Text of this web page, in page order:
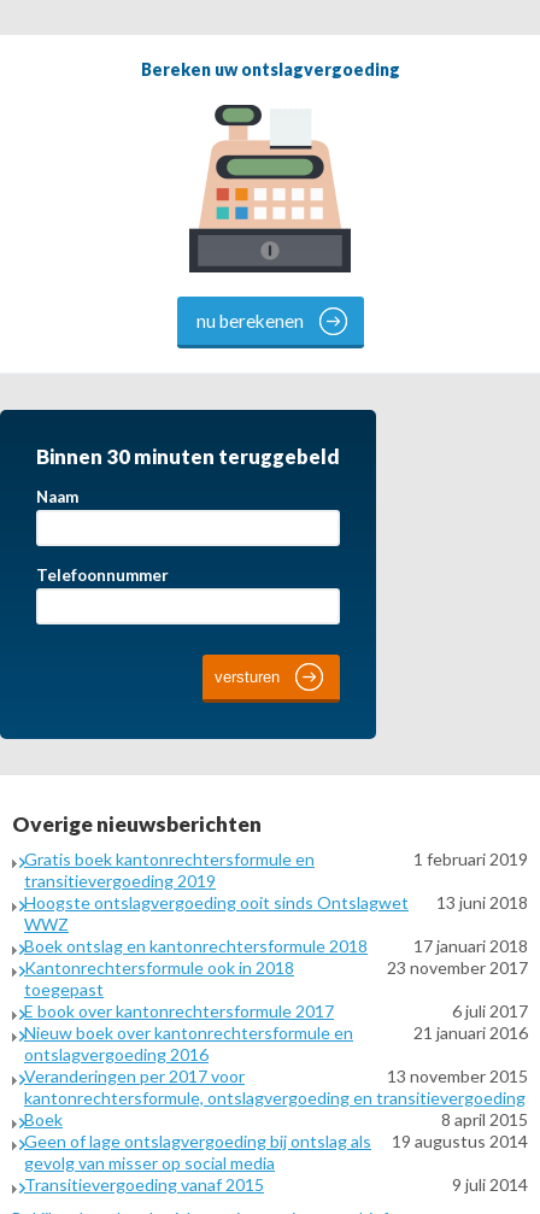
Bereken uw ontslagvergoeding
nu berekenen
Binnen 30 minuten teruggebeld
Naam
Telefoonnummer
Overige nieuwsberichten
1 februari 2019
Gratis boek kantonrechtersformule en
transitievergoeding 2019
13 juni 2018
Hoogste ontslagvergoeding ooit sinds Ontslagwet
WWZ
17 januari 2018
Boek ontslag en kantonrechtersformule 2018
23 november 2017
Kantonrechtersformule ook in 2018
toegepast
6 juli 2017
E book over kantonrechtersformule 2017
21 januari 2016
Nieuw boek over kantonrechtersformule en
ontslagvergoeding 2016
13 november 2015
Veranderingen per 2017 voor
kantonrechtersformule, ontslagvergoeding en transitievergoeding
8 april 2015
Boek
19 augustus 2014
Geen of lage ontslagvergoeding bij ontslag als
gevolg van misser op social media
9 juli 2014
Transitievergoeding vanaf 2015